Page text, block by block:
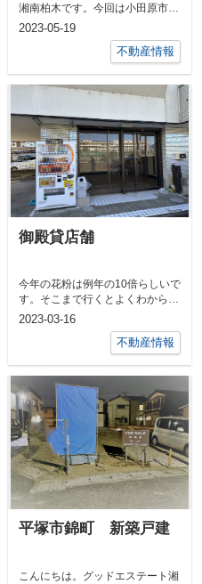
湘南柏木です。今回は小田原市曽
比の不動産情報です！今まで売主
2023-05-19
不動産情報
御殿貸店舗
今年の花粉は例年の10倍らしいで
す。そこまで行くとよくわからな
いですが、確かに今年は花粉がす
2023-03-16
不動産情報
平塚市錦町 新築戸建
こんにちは。グッドエステート湘